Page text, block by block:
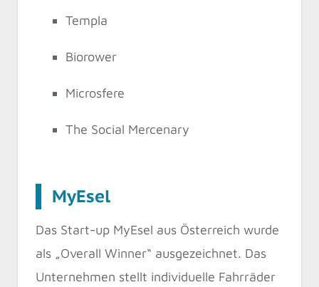
Templa
Biorower
Microsfere
The Social Mercenary
MyEsel
Das Start-up MyEsel aus Österreich wurde
als „Overall Winner“ ausgezeichnet. Das
Unternehmen stellt individuelle Fahrräder